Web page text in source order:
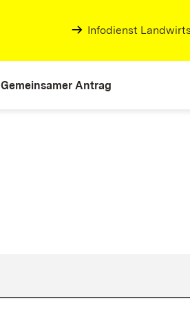
Infodienst
Gemeinsamer Antrag